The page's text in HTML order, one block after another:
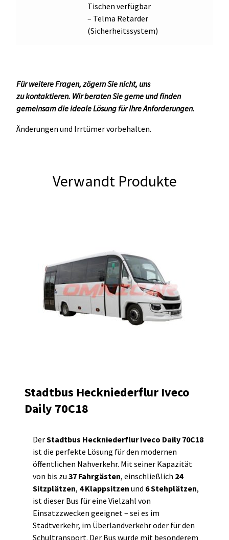
Tischen verfügbar
– Telma Retarder
(Sicherheitssystem)
Für weitere Fragen, zögern Sie nicht, uns
zukontaktieren. Wir beraten Sie gerne und finden
gemeinsam die ideale Lösung für Ihre Anforderungen.
Änderungen und Irrtümer vorbehalten.
Verwandt Produkte
Stadtbus Heckniederflur Iveco
Daily 70C18
DerStadtbus Heckniederflur Iveco Daily 70C18
ist die perfekte Lösung für den modernen
öffentlichen Nahverkehr. Mit seiner Kapazität
von bis zu 37 Fahrgästen, einschließlich 24
Sitzplätzen, 4 Klappsitzen und 6 Stehplätzen,
ist dieser Bus für eine Vielzahl von
Einsatzzwecken geeignet – sei es im
Stadtverkehr, im Überlandverkehr oder für den
Schultransport. Der Bus wurde mit besonderem